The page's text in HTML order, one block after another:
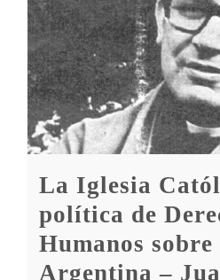
La Iglesia
política de
Humanos sobre
Argentina –